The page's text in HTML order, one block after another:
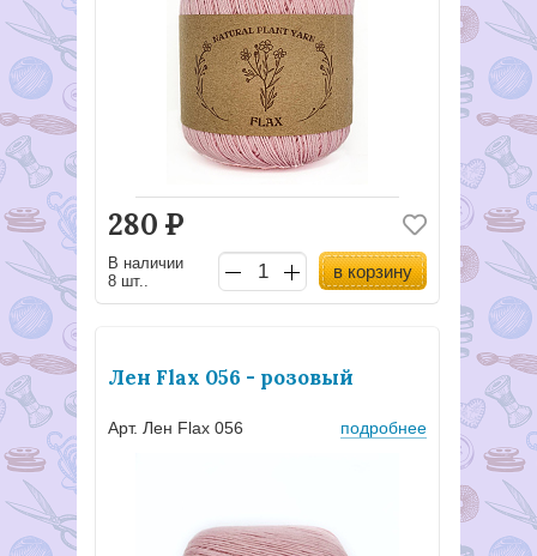
280 Р
В наличии
8 шт..
в корзину
Лен Flax 056 - розовый
Арт. Лен Flax 056 подробнее